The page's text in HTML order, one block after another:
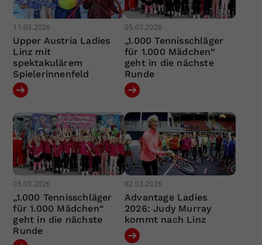
11.03.2026
Upper Austria Ladies
Linz mit
spektakulärem
Spielerinnenfeld
05.03.2026
„1.000 Tennisschläger
für 1.000 Mädchen“
geht in die nächste
Runde
05.03.2026
„1.000 Tennisschläger
für 1.000 Mädchen“
geht in die nächste
Runde
02.03.2026
Advantage Ladies
2026: Judy Murray
kommt nach Linz